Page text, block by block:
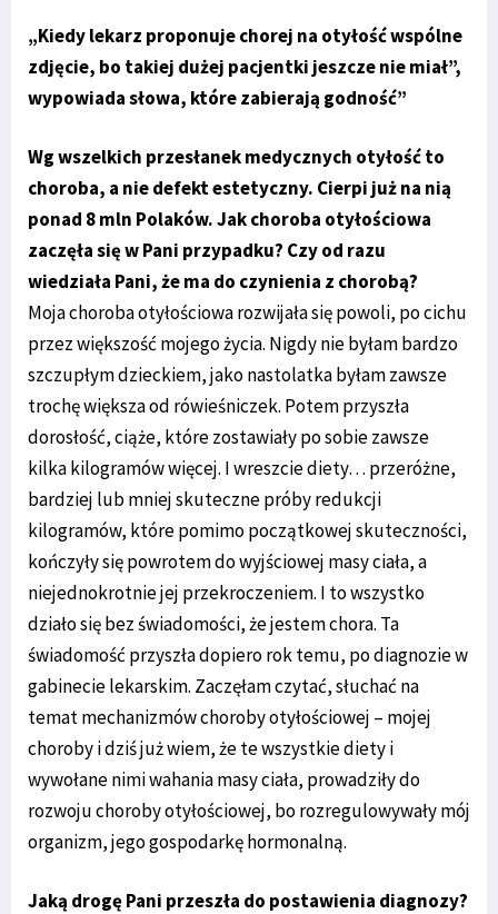
„Kiedy lekarz proponuje chorej na otyłość wspólne
zdjęcie, bo takiej dużej pacjentki jeszcze nie miał”,
wypowiada słowa, które zabierają godność”
Wg wszelkich przesłanek medycznych otyłość to
choroba, a nie defekt estetyczny. Cierpi już na nią
ponad 8 mln Polaków. Jak choroba otyłościowa
zaczęła się w Pani przypadku? Czy od razu
wiedziała Pani, że ma do czynienia z chorobą?
Moja choroba otyłościowa rozwijała się powoli, po cichu
przez większość mojego życia. Nigdy nie byłam bardzo
szczupłym dzieckiem, jako nastolatka byłam zawsze
trochę większa od rówieśniczek. Potem przyszła
dorosłość, ciąże, które zostawiały po sobie zawsze
kilka kilogramów więcej. I wreszcie diety… przeróżne,
bardziej lub mniej skuteczne próby redukcji
kilogramów, które pomimo początkowej skuteczności,
kończyły się powrotem do wyjściowej masy ciała, a
niejednokrotnie jej przekroczeniem. I to wszystko
działo się bez świadomości, że jestem chora. Ta
świadomość przyszła dopiero rok temu, po diagnozie w
gabinecie lekarskim. Zaczęłam czytać, słuchać na
temat mechanizmów choroby otyłościowej – mojej
choroby i dziś już wiem, że te wszystkie diety i
wywołane nimi wahania masy ciała, prowadziły do
rozwoju choroby otyłościowej, bo rozregulowywały mój
organizm, jego gospodarkę hormonalną.
Jaką drogę Pani przeszła do postawienia diagnozy?